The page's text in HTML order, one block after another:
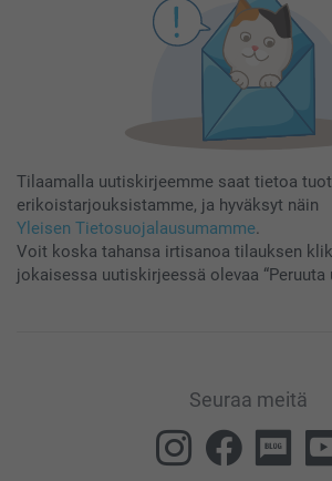
Tilaamalla uutiskirjeemme saat tietoa
erikoistarjouksistamme, ja hyväksyt näin
Yleisen Tietosuojalausumamme.
Voit koska tahansa irtisanoa tilauksen
jokaisessa uutiskirjeessä olevaa “Peruuta
Seuraa meitä